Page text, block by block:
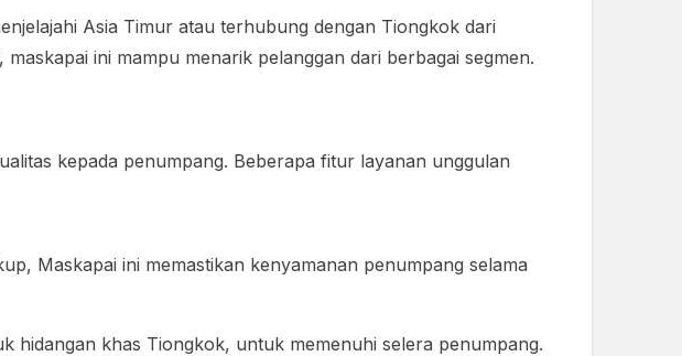
Asia Timur atau terhubung dengan Tiongkok dari
ini mampu menarik pelanggan dari berbagai segmen.
kepada penumpang. Beberapa fitur layanan unggulan
Maskapai ini memastikan kenyamanan penumpang selama
hidangan khas Tiongkok, untuk memenuhi selera penumpang.